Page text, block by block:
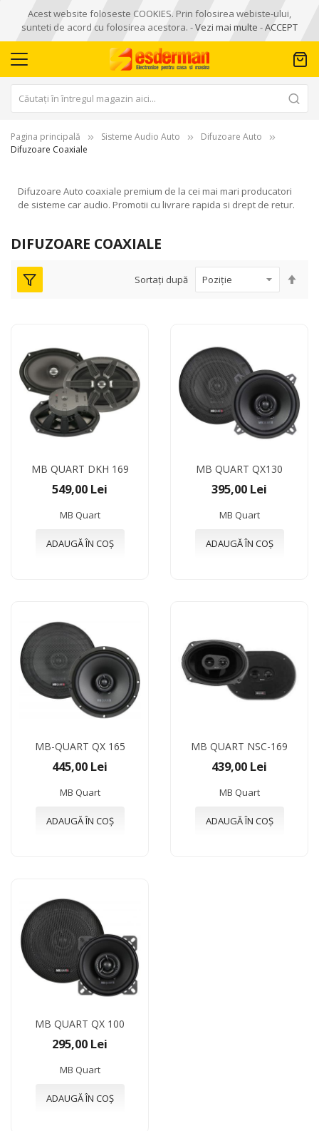
Acest website foloseste COOKIES. Prin folosirea webiste-ului,
sunteti de acord cu folosirea acestora. -Vezi mai multe -ACCEPT
Pagina principală Sisteme Audio Auto
Difuzoare Auto
Difuzoare Coaxiale
Difuzoare Auto coaxiale premium de la cei mai mari producatori
de sisteme car audio. Promotii cu livrare rapida si drept de retur.
DIFUZOARE COAXIALE
Sortați după
MB QUART DKH 169
549,00 Lei
MB Quart
ADAUGĂ ÎN COȘ
MB QUART QX130
395,00 Lei
MB Quart
ADAUGĂ ÎN COȘ
MB-QUART QX 165
445,00 Lei
MB Quart
ADAUGĂ ÎN COȘ
MB QUART NSC-169
439,00 Lei
MB Quart
ADAUGĂ ÎN COȘ
MB QUART QX 100
295,00 Lei
MB Quart
ADAUGĂ ÎN COȘ